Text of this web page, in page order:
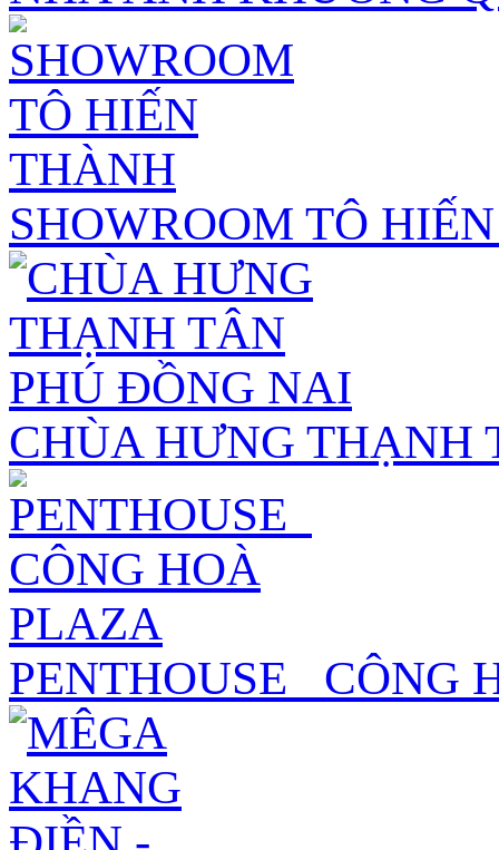
SHOWROOM TÔ
CHÙA HƯNG THẠNH
PENTHOUSE_ CÔNG